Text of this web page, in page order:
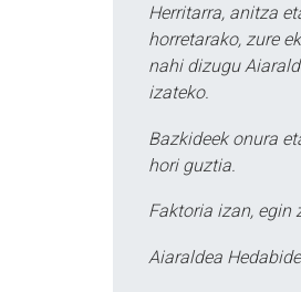
Herritarra, anitza
horretarako, zure
nahi dizugu
izateko.
Bazkideek onura
hori guztia.
Faktoria izan, egin
Aiaraldea